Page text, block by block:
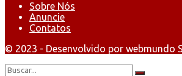
Sobre Nós
Anuncie
Contatos
© 2023 - Desenvolvido por webmundo